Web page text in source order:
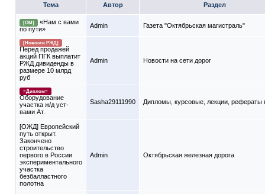
Тема Автор Раздел
[ОМ]
«Нам с вами
по пути»
Admin Газета "Октябрьская магистраль"
[Новости РЖД]
Перед продажей
акций ПГК выплатит
РЖД дивиденды в
размере 10 млрд
руб
Admin Новости на сети дорог
=Диплом=
Оборудование
участка ж/д уст-
вами Ат.
Sasha29111990 Дипломы, курсовые, лекции,
[ОЖД] Европейский
путь открыт.
Закончено
строительство
первого в России
экспериментального
участка
безбалластного
полотна
Admin Октябрьская железная дорога